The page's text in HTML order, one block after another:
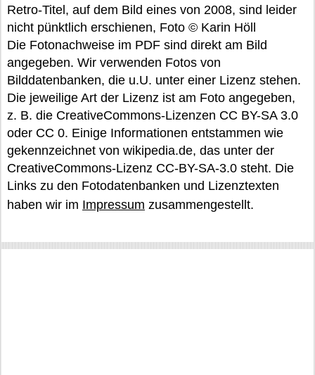
Retro-Titel, auf dem Bild eines von 2008, sind leider
nicht pünktlich erschienen, Foto © Karin Höll
Die Fotonachweise im PDF sind direkt am Bild
angegeben. Wir verwenden Fotos von
Bilddatenbanken, die u.U. unter einer Lizenz stehen.
Die jeweilige Art der Lizenz ist am Foto angegeben,
z. B. die CreativeCommons-Lizenzen CC BY-SA 3.0
oder CC 0. Einige Informationen entstammen wie
gekennzeichnet von wikipedia.de, das unter der
CreativeCommons-Lizenz CC-BY-SA-3.0 steht. Die
Links zu den Fotodatenbanken und Lizenztexten
haben wir im Impressum zusammengestellt.